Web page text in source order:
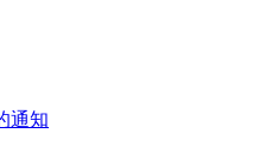
通知